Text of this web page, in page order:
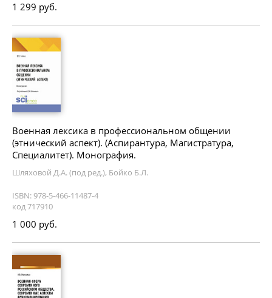
1 299 руб.
Военная лексика в профессиональном общении
(этнический аспект). (Аспирантура, Магистратура,
Специалитет). Монография.
Шляховой Д.А. (под ред.), Бойко Б.Л.
ISBN: 978-5-466-11487-4
код 717910
1 000 руб.